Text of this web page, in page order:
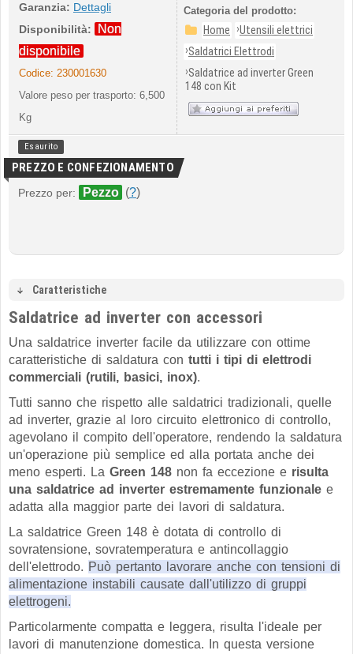
Garanzia: Dettagli
Disponibilità:
Non
disponibile
Codice: 230001630
Valore peso per trasporto: 6,500
Kg
Categoria del prodotto:
Home ›Utensili elettrici
›Saldatrici Elettrodi
›Saldatrice ad inverter Green
148 con Kit
Esaurito
PREZZO E CONFEZIONAMENTO
Prezzo per: Pezzo (?)
Caratteristiche
Saldatrice ad inverter con accessori
Una saldatrice inverter facile da utilizzare con ottime
caratteristiche di saldatura con tutti i tipi di elettrodi
commerciali (rutili, basici, inox).
Tutti sanno che rispetto alle saldatrici tradizionali, quelle
ad inverter, grazie al loro circuito elettronico di controllo,
agevolano il compito dell'operatore, rendendo la saldatura
un'operazione più semplice ed alla portata anche dei
meno esperti. La Green 148 non fa eccezione e risulta
una saldatrice ad inverter estremamente funzionale e
adatta alla maggior parte dei lavori di saldatura.
La saldatrice Green 148 è dotata di controllo di
sovratensione, sovratemperatura e antincollaggio
dell'elettrodo. Può pertanto lavorare anche con tensioni di
alimentazione instabili causate dall'utilizzo di gruppi
elettrogeni.
Particolarmente compatta e leggera, risulta l'ideale per
lavori di manutenzione domestica. In questa versione